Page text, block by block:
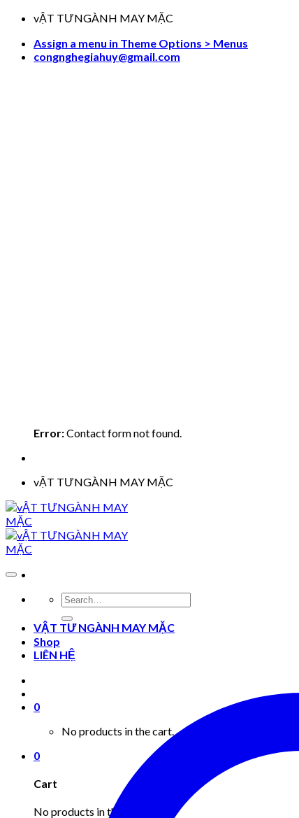
Skip
content
vẬT TƯNGÀNH MAY MẶC
Assign a menu in Theme Options > Menus
congnghegiahuy@gmail.com
Error:Contact form not found.
vẬT TƯNGÀNH MAY MẶC
Search
for:
VẬT TƯ NGÀNH MAY MẶC
Shop
LIÊN HỆ
0
No products in the cart.
0
Cart
No products in the cart.